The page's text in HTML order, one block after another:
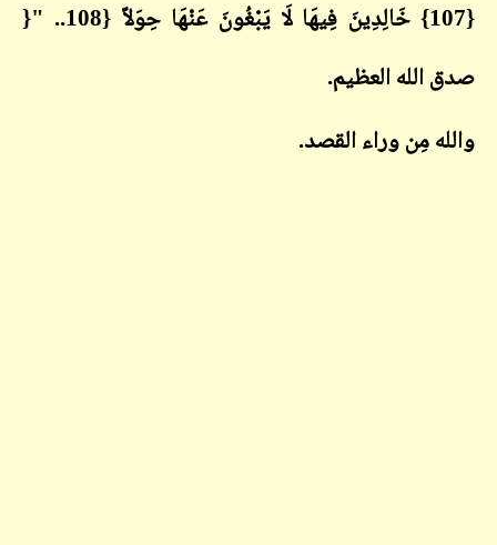
{107} خَالِدِينَ فِيهَا لَا يَبْغُونَ عَنْهَا حِوَلاً {108
}" ..
صدق الله العظيم.
والله مِن وراء القصد.